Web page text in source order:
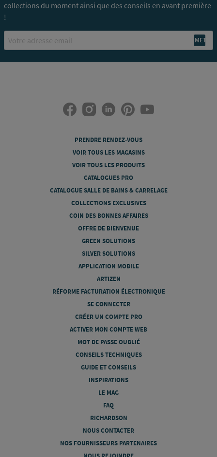
collections du moment ainsi que des conseils en avant première
!
PRENDRE RENDEZ-VOUS
VOIR TOUS LES MAGASINS
VOIR TOUS LES PRODUITS
CATALOGUES PRO
CATALOGUE SALLE DE BAINS & CARRELAGE
COLLECTIONS EXCLUSIVES
COIN DES BONNES AFFAIRES
OFFRE DE BIENVENUE
GREEN SOLUTIONS
SILVER SOLUTIONS
APPLICATION MOBILE
ARTIZEN
RÉFORME FACTURATION ÉLECTRONIQUE
SE CONNECTER
CRÉER UN COMPTE PRO
ACTIVER MON COMPTE WEB
MOT DE PASSE OUBLIÉ
CONSEILS TECHNIQUES
GUIDE ET CONSEILS
INSPIRATIONS
LE MAG
FAQ
RICHARDSON
NOUS CONTACTER
NOS FOURNISSEURS PARTENAIRES